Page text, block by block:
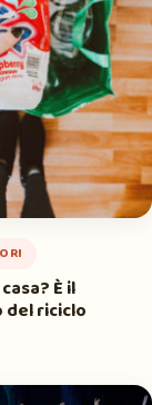
È il
del riciclo